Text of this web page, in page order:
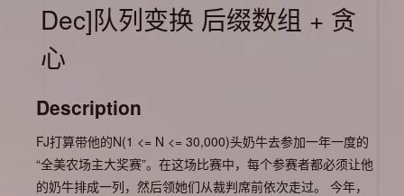
Dec]队列变换 后缀数组 + 贪
心
Description
FJ打算带他的N(1 <= N <= 30,000)头奶牛去参加一年一度的
“全美农场主大奖赛”。在这场比赛中，每个参赛者都必须让他
的奶牛排成一列，然后领她们从裁判席前依次走过。 今年，